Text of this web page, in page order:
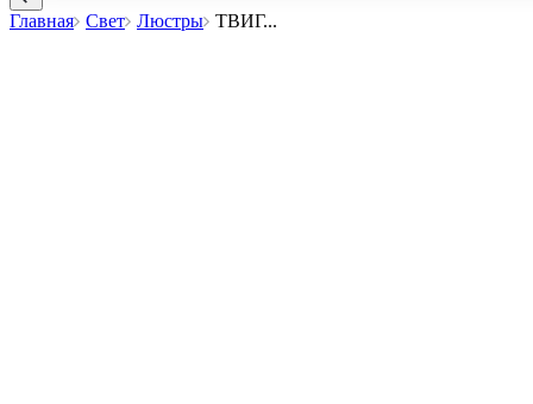
Главная Свет Люстры ТВИГ...